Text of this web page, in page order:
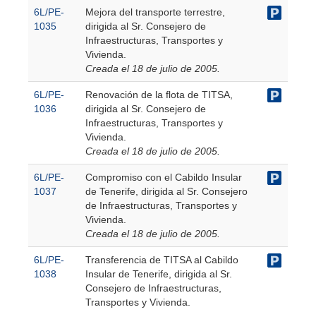
6L/PE-
1035
Mejora del transporte terrestre,
dirigida al Sr. Consejero de
Infraestructuras, Transportes y
Vivienda.
Creada el 18 de julio de 2005.
6L/PE-
1036
Renovación de la flota de TITSA,
dirigida al Sr. Consejero de
Infraestructuras, Transportes y
Vivienda.
Creada el 18 de julio de 2005.
6L/PE-
1037
Compromiso con el Cabildo Insular
de Tenerife, dirigida al Sr. Consejero
de Infraestructuras, Transportes y
Vivienda.
Creada el 18 de julio de 2005.
6L/PE-
1038
Transferencia de TITSA al Cabildo
Insular de Tenerife, dirigida al Sr.
Consejero de Infraestructuras,
Transportes y Vivienda.